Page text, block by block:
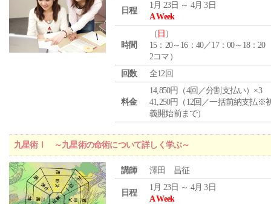
日程
1月 23日 ～ 4月 3日
A Week
時間
（ 日 ）
15：20～16：40／17：00～18：20
2コマ）
回数
全12回
料金
14,850円（4回／分割支払い）×3
41,250円（12回／一括前納支払※
義開始前まで）
九星術Ⅰ ～九星術の命術について詳しく学ぶ～
講師 澤田 昌征
日程
1月 23日 ～ 4月 3日
A Week